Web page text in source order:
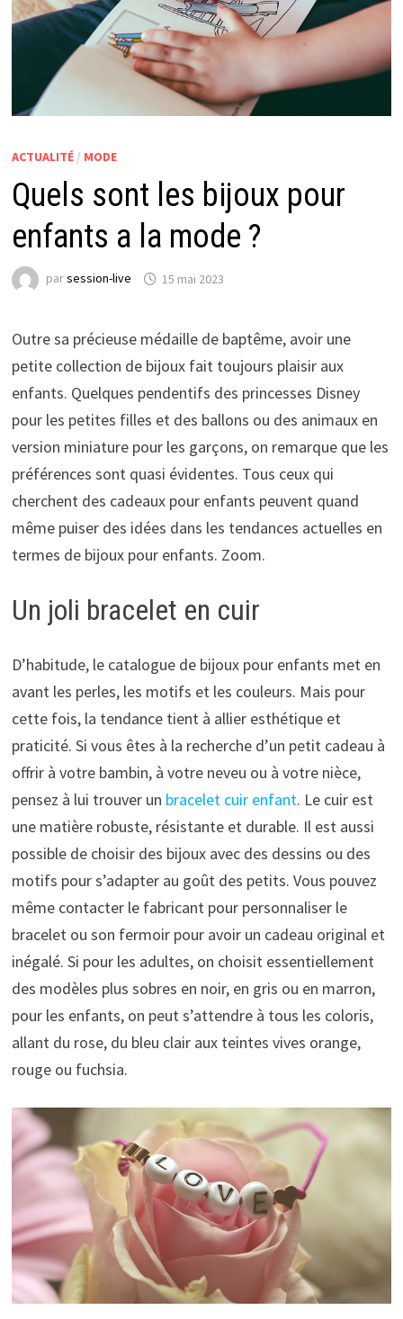
ACTUALITÉ/ MODE
Quels sont les bijoux pour
enfants a la mode ?
parsession-live 15 mai 2023
Outre sa précieuse médaille de baptême, avoir une
petite collection de bijoux fait toujours plaisir aux
enfants. Quelques pendentifs des princesses Disney
pour les petites filles et des ballons ou des animaux en
version miniature pour les garçons, on remarque que les
préférences sont quasi évidentes. Tous ceux qui
cherchent des cadeaux pour enfants peuvent quand
même puiser des idées dans les tendances actuelles en
termes de bijoux pour enfants. Zoom.
Un joli bracelet en cuir
D’habitude, le catalogue de bijoux pour enfants met en
avant les perles, les motifs et les couleurs. Mais pour
cette fois, la tendance tient à allier esthétique et
praticité. Si vous êtes à la recherche d’un petit cadeau à
offrir à votre bambin, à votre neveu ou à votre nièce,
pensez à lui trouver un bracelet cuir enfant. Le cuir est
une matière robuste, résistante et durable. Il est aussi
possible de choisir des bijoux avec des dessins ou des
motifs pour s’adapter au goût des petits. Vous pouvez
même contacter le fabricant pour personnaliser le
bracelet ou son fermoir pour avoir un cadeau original et
inégalé. Si pour les adultes, on choisit essentiellement
des modèles plus sobres en noir, en gris ou en marron,
pour les enfants, on peut s’attendre à tous les coloris,
allant du rose, du bleu clair aux teintes vives orange,
rouge ou fuchsia.